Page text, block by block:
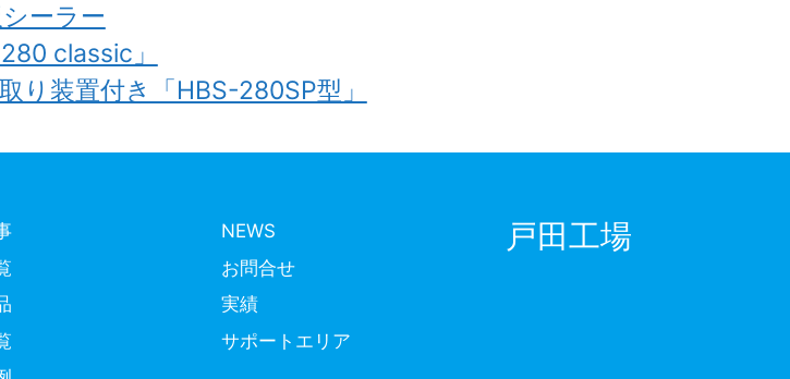
ーラー
classic」
装置付き「HBS-280SP型」
NEWS
お問合せ
実績
サポートエリア
戸田工場